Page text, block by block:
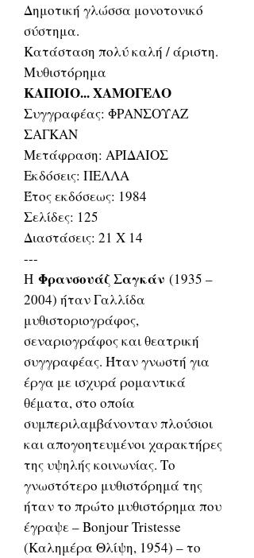
Δημοτική γλώσσα μονοτονικό
σύστημα.
Κατάσταση πολύ καλή / άριστη.
Μυθιστόρημα
ΚΑΠΟΙΟ... ΧΑΜΟΓΕΛΟ
Συγγραφέας: ΦΡΑΝΣΟΥΑΖ
ΣΑΓΚΑΝ
Μετάφραση: ΑΡΙΔΑΙΟΣ
Εκδόσεις: ΠΕΛΛΑ
Έτος εκδόσεως: 1984
Σελίδες: 125
Διαστάσεις: 21 Χ 14
---
Η Φρανσουάζ Σαγκάν (1935 –
2004) ήταν Γαλλίδα
μυθιστοριογράφος,
σεναριογράφος και θεατρική
συγγραφέας. Ήταν γνωστή για
έργα με ισχυρά ρομαντικά
θέματα, στο οποία
συμπεριλαμβάνονταν πλούσιοι
και απογοητευμένοι χαρακτήρες
της υψηλής κοινωνίας. Το
γνωστότερο μυθιστόρημά της
ήταν το πρώτο μυθιστόρημα που
έγραψε – Bonjour Tristesse
(Καλημέρα Θλίψη, 1954) – το